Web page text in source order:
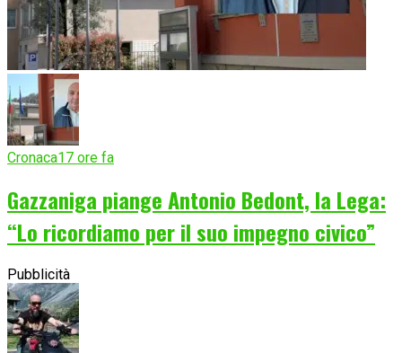
Cronaca17 ore fa
Gazzaniga piange Antonio Bedont, la Lega:
“Lo ricordiamo per il suo impegno civico”
Pubblicità